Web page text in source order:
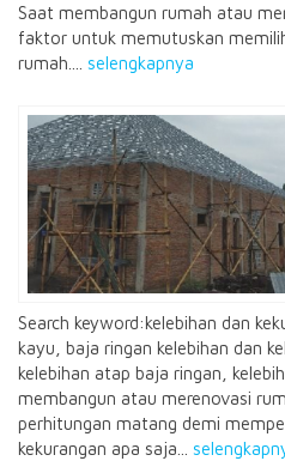
Saat membangun rumah atau
faktor untuk memutuskan
rumah.... selengkapnya
Search keyword:kelebihan dan
kayu, baja ringan kelebihan dan
kelebihan atap baja ringan,
membangun atau merenovasi
perhitungan matang demi
kekurangan apa saja...